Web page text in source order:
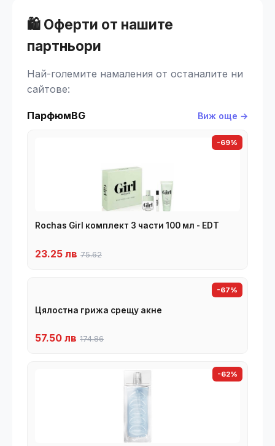
🛍️ Оферти от нашите
партньори
Най-големите намаления от останалите ни
сайтове:
ПарфюмBG Виж още →
-69%
Rochas Girl комплект 3 части 100 мл - EDT
23.25 лв 75.62
-67%
Цялостна грижа срещу акне
57.50 лв 174.86
-62%